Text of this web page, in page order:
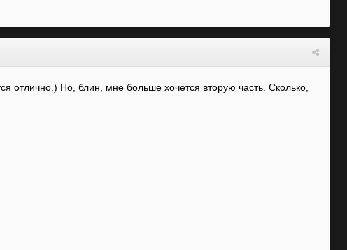
отлично.) Но, блин, мне больше хочется вторую часть. Сколько,